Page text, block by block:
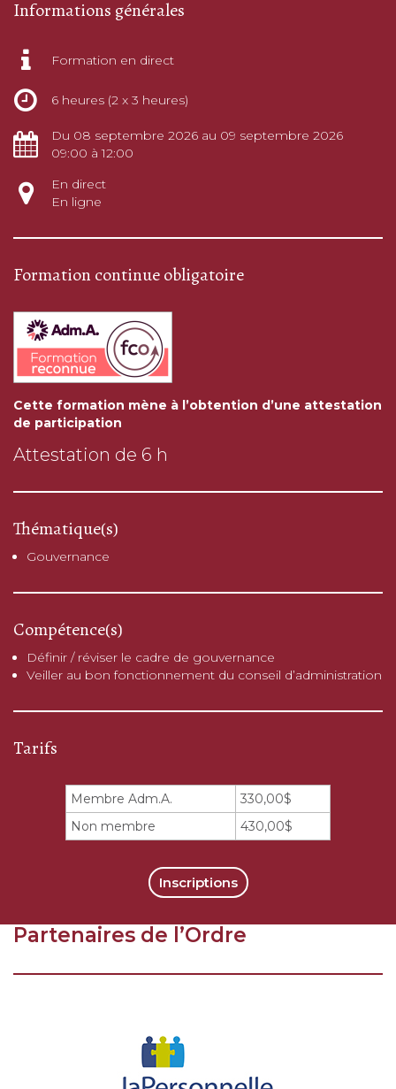
Informations générales
Formation en direct
6 heures (2 x 3 heures)
Du 08 septembre 2026 au 09 septembre 2026
09:00 à 12:00
En direct
En ligne
Formation continue obligatoire
Cette formation mène à l’obtention d’une attestation
de participation
Attestation de 6 h
Thématique(s)
Gouvernance
Compétence(s)
Définir / réviser le cadre de gouvernance
Veiller au bon fonctionnement du conseil d’administration
Tarifs
Membre Adm.A.
330,00$
Non membre
430,00$
Inscriptions
Partenaires de l’Ordre